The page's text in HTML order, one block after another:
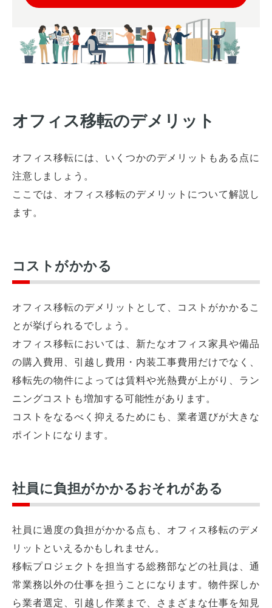
オフィス移転のデメリット
オフィス移転には、いくつかのデメリットもある点に
注意しましょう。
ここでは、オフィス移転のデメリットについて解説し
ます。
コストがかかる
オフィス移転のデメリットとして、コストがかかるこ
とが挙げられるでしょう。
オフィス移転においては、新たなオフィス家具や備品
の購入費用、引越し費用・内装工事費用だけでなく、
移転先の物件によっては賃料や光熱費が上がり、ラン
ニングコストも増加する可能性があります。
コストをなるべく抑えるためにも、業者選びが大きな
ポイントになります。
社員に負担がかかるおそれがある
社員に過度の負担がかかる点も、オフィス移転のデメ
リットといえるかもしれません。
移転プロジェクトを担当する総務部などの社員は、通
常業務以外の仕事を担うことになります。物件探しか
ら業者選定、引越し作業まで、さまざまな仕事を知見